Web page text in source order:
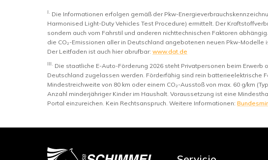
I. Die Informationen erfolgen gemäß der Pkw-
Harmonised Light-Duty Vehicles Test Procedure) ermittelt. Der
sondern auch vom Fahrstil und anderen nichttechnischen Faktoren
die CO₂-Emissionen aller in Deutschland angebotenen neuen Pkw-
Der Leitfaden ist auch hier abrufbar: www.dat.de
III. Die staatliche E-Auto-Förderung 2026 steht Privatpersonen beim
Deutschland zugelassen werden. Förderfähig sind rein batterieelektrische
Mindestreichweite von 80 km oder einem CO₂-Ausstoß von max. 60 g/km
Anzahl minderjähriger Kinder im Haushalt. Voraussetzung ist eine
Portal einzureichen. Kein Rechtsanspruch. Weitere Informationen: